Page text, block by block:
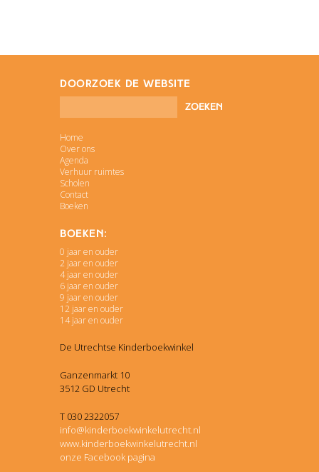
doorzoek de website
Home
Over ons
Agenda
Verhuur ruimtes
Scholen
Contact
Boeken
Boeken:
0 jaar en ouder
2 jaar en ouder
4 jaar en ouder
6 jaar en ouder
9 jaar en ouder
12 jaar en ouder
14 jaar en ouder
De Utrechtse Kinderboekwinkel
Ganzenmarkt 10
3512 GD Utrecht
T 030 2322057
info@kinderboekwinkelutrecht.nl
www.kinderboekwinkelutrecht.nl
onze Facebook pagina